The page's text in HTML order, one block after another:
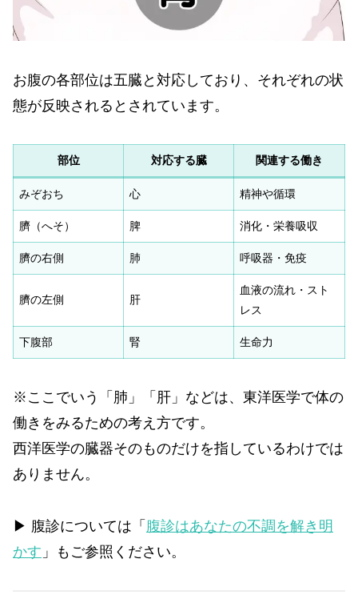
お腹の各部位は五臓と対応しており、それぞれの状
態が反映されるとされています。
部位 対応する臓 関連する働き
みぞおち 心 精神や循環
臍（へそ） 脾 消化・栄養吸収
臍の右側 肺 呼吸器・免疫
臍の左側 肝
血液の流れ・スト
レス
下腹部 腎 生命力
※ここでいう「肺」「肝」などは、東洋医学で体の
働きをみるための考え方です。
西洋医学の臓器そのものだけを指しているわけでは
ありません。
▶ 腹診については「 腹診はあなたの不調を解き明
かす 」もご参照ください。